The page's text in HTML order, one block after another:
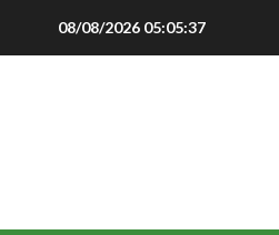
08/08/2026 05:05:39